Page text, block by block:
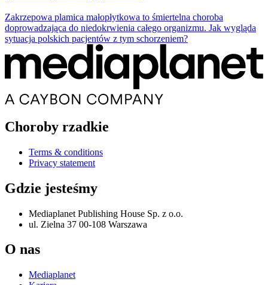
Zakrzepowa plamica małopłytkowa to śmiertelna choroba
doprowadzająca do niedokrwienia całego organizmu. Jak wygląda
sytuacja polskich pacjentów z tym schorzeniem?
Choroby rzadkie
Terms & conditions
Privacy statement
Gdzie jesteśmy
Mediaplanet Publishing House Sp. z o.o.
ul. Zielna 37 00-108 Warszawa
O nas
Mediaplanet